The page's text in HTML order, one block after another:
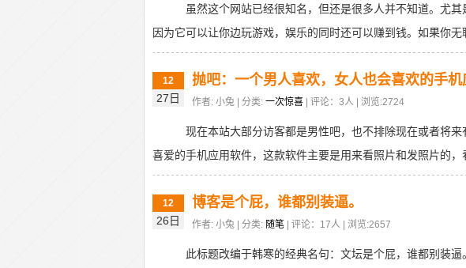
虽然这个网站已经很知名，但还是很多人并不知道。尤
因为它可以让你边玩游戏，娱乐的同时还可以赚到钱。如果你无
12
27日
抛吧：一个男人喜欢，女人也会喜欢的手机
作者: 小兔 | 分类: 一次惊喜 | 评论：3人 | 浏览:2724
现在本站大部分访客都是男性吧，也不排除现在或者将
喜爱的手机应用软件，这款软件主要是用来看照片和发照片的，
12
26日
博客是个屁，谁都别装逼。
作者: 小兔 | 分类: 随笔 | 评论：17人 | 浏览:2657
此标题改编于韩寒的经典名句：文坛是个屁，谁都别装